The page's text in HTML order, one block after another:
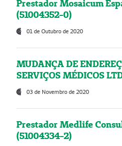
Prestador Mosaicum
(51004352-0)
01 de Outubro de 2020
MUDANÇA DE
SERVIÇOS MÉDICOS
03 de Novembro de 2020
Prestador Medlife
(51004334-2)